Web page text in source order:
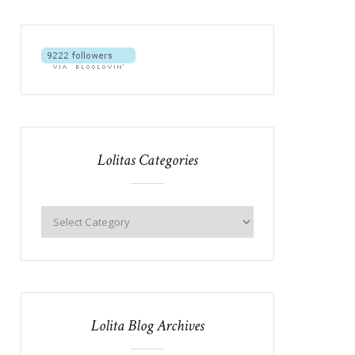
Lolitas Categories
Lolita Blog Archives